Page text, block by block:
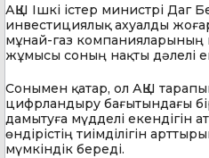
АҚШ Ішкі істер министрі Даг
инвестициялық ахуалды
мұнай-газ
жұмысы соның нақты дәлелі
Сонымен қатар, ол АҚШ
цифрландыру бағытындағы
дамытуға мүдделі екендігін
өндірістің тиімділігін
мүмкіндік береді.